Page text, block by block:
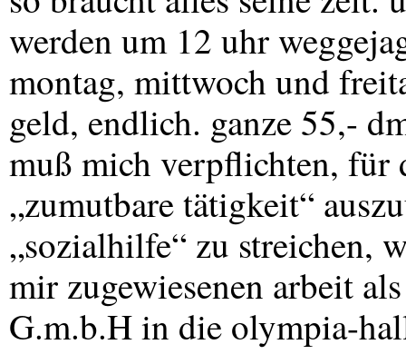
werden um 12 uhr
montag, mittwoch und
geld, endlich. ganze 55,-
muß mich verpflichten, für
„zumutbare tätigkeit“
„sozialhilfe“ zu streichen,
mir zugewiesenen arbeit
G.m.b.H in die olympia-